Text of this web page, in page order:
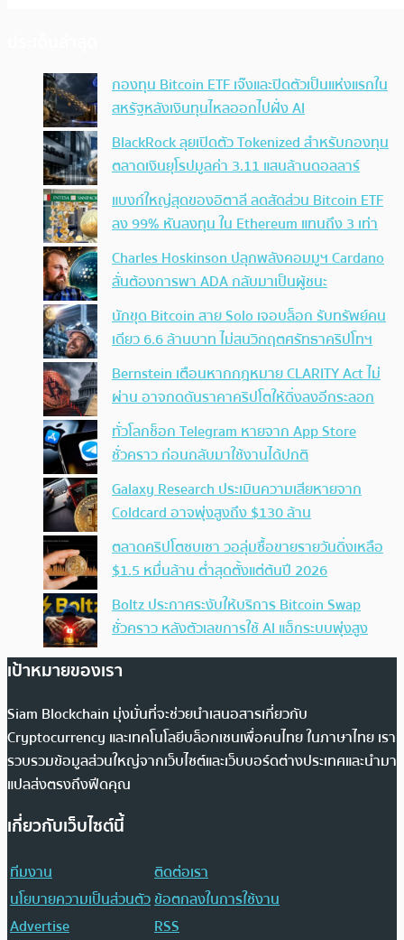
กองทุน Bitcoin ETF เจ๊งและปิดตัวเป็นแห่งแรกใน
สหรัฐหลังเงินทุนไหลออกไปฝั่ง AI
BlackRock ลุยเปิดตัว Tokenized สำหรับกองทุน
ตลาดเงินยุโรปมูลค่า 3.11 แสนล้านดอลลาร์
แบงก์ใหญ่สุดของอิตาลี ลดสัดส่วน Bitcoin ETF
ลง 99% หันลงทุน ใน Ethereum แทนถึง 3 เท่า
Charles Hoskinson ปลุกพลังคอมมูฯ Cardano
ลั่นต้องการพา ADA กลับมาเป็นผู้ชนะ
นักขุด Bitcoin สาย Solo เจอบล็อก รับทรัพย์คน
เดียว 6.6 ล้านบาท ไม่สนวิกฤตศรัทธาคริปโทฯ
Bernstein เตือนหากกฎหมาย CLARITY Act ไม่
ผ่าน อาจกดดันราคาคริปโตให้ดิ่งลงอีกระลอก
ทั่วโลกช็อก Telegram หายจาก App Store
ชั่วคราว ก่อนกลับมาใช้งานได้ปกติ
Galaxy Research ประเมินความเสียหายจาก
Coldcard อาจพุ่งสูงถึง $130 ล้าน
ตลาดคริปโตซบเซา วอลุ่มซื้อขายรายวันดิ่งเหลือ
$1.5 หมื่นล้าน ต่ำสุดตั้งแต่ต้นปี 2026
Boltz ประกาศระงับให้บริการ Bitcoin Swap
ชั่วคราว หลังตัวเลขการใช้ AI แฮ็กระบบพุ่งสูง
เป้าหมายของเรา
Siam Blockchain มุ่งมั่นที่จะช่วยนำเสนอสารเกี่ยวกับ
Cryptocurrency และเทคโนโลยีบล็อกเชนเพื่อคนไทย ในภาษาไทย เรา
รวบรวมข้อมูลส่วนใหญ่จากเว็บไซต์และเว็บบอร์ดต่างประเทศและนำมา
แปลส่งตรงถึงฟีดคุณ
เกี่ยวกับเว็บไซต์นี้
ทีมงาน
ติดต่อเรา
นโยบายความเป็นส่วนตัวข้อตกลงในการใช้งาน
Advertise
RSS